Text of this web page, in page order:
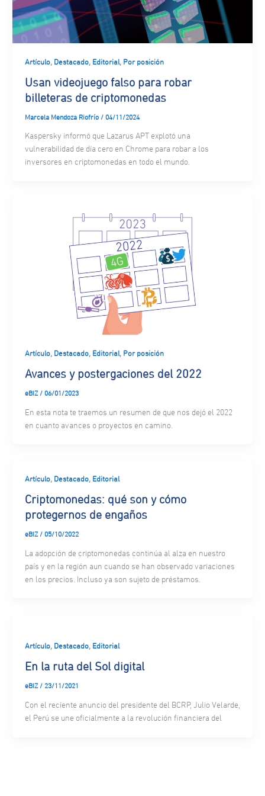
Artículo, Destacado, Editorial, Por posición
Usan videojuego falso para robar
billeteras de criptomonedas
Marcela Mendoza Riofrío / 04/11/2024
Kaspersky informó que Lazarus APT explotó una
vulnerabilidad de día cero en Chrome para robar a los
inversores en criptomonedas en todo el mundo.
Artículo, Destacado, Editorial, Por posición
Avances y postergaciones del 2022
eBIZ / 06/01/2023
En esta nota te traemos un resumen de que nos dejó el 2022
en cuanto avances o proyectos en camino.
Artículo, Destacado, Editorial
Criptomonedas: qué son y cómo
protegernos de engaños
eBIZ / 05/10/2022
La adopción de criptomonedas continúa al alza en nuestro
país y en la región aun cuando se han observado variaciones
en los precios. Incluso ya son sujeto de préstamos.
Artículo, Destacado, Editorial
En la ruta del Sol digital
eBIZ / 23/11/2021
Con el reciente anuncio del presidente del BCRP, Julio Velarde,
el Perú se une oficialmente a la revolución financiera del